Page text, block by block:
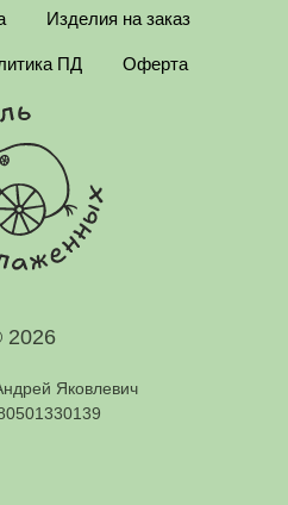
Изделия на заказ
ПД Оферта
2026
Яковлевич